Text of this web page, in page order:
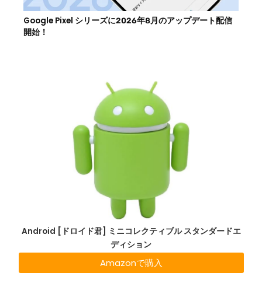
Google Pixel シリーズに2026年8月のアップデート配信
開始！
Android [ドロイド君] ミニコレクティブル スタンダードエ
ディション
Amazonで購入